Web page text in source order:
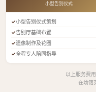
小型告别仪式
小型告别仪式策划
告别厅基础布置
遗像制作及花圈
全程专人陪同指导
以上服务费
在场馆